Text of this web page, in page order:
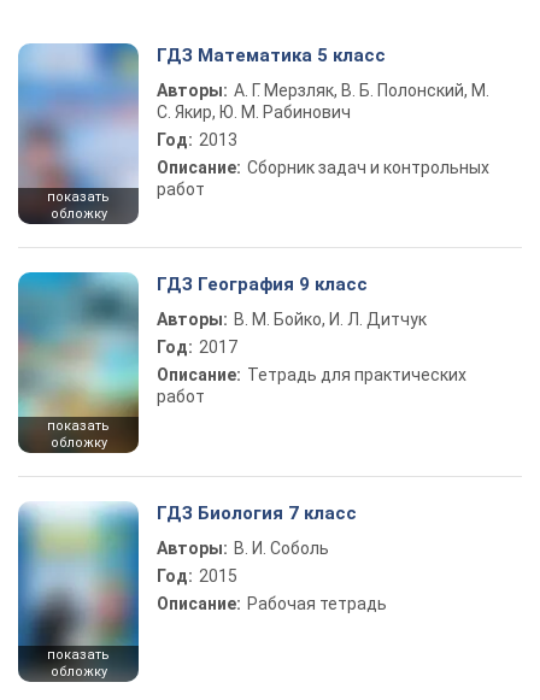
показать
обложку
ГДЗ Математика 5 класс
Авторы: А. Г. Мерзляк, В. Б. Полонский, М.
С. Якир, Ю. М. Рабинович
Год: 2013
Описание: Сборник задач и контрольных
работ
показать
обложку
ГДЗ География 9 класс
Авторы: В. М. Бойко, И. Л. Дитчук
Год: 2017
Описание: Тетрадь для практических
работ
показать
обложку
ГДЗ Биология 7 класс
Авторы: В. И. Соболь
Год: 2015
Описание: Рабочая тетрадь